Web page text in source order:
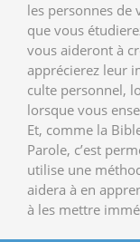
les personnes de
que vous
vous aideront à
apprécierez leur
culte personnel,
lorsque vous
Et, comme la
Parole, c’est
utilise une
aidera à en
à les mettre